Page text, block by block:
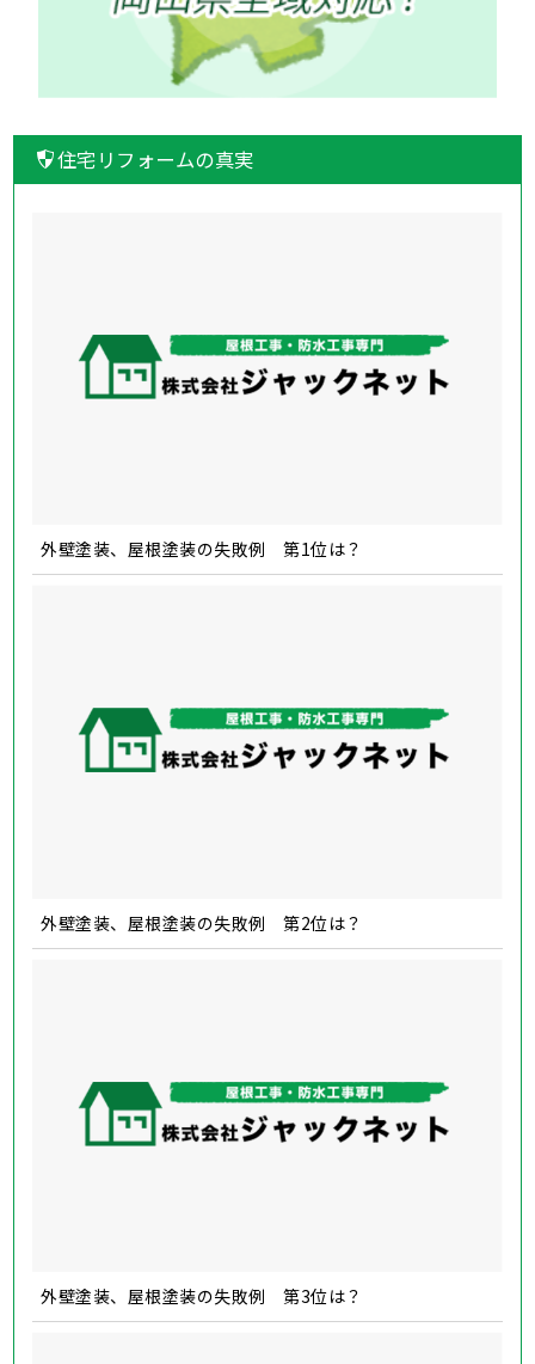
住宅リフォームの真実
外壁塗装、屋根塗装の失敗例 第1位は？
外壁塗装、屋根塗装の失敗例 第2位は？
外壁塗装、屋根塗装の失敗例 第3位は？